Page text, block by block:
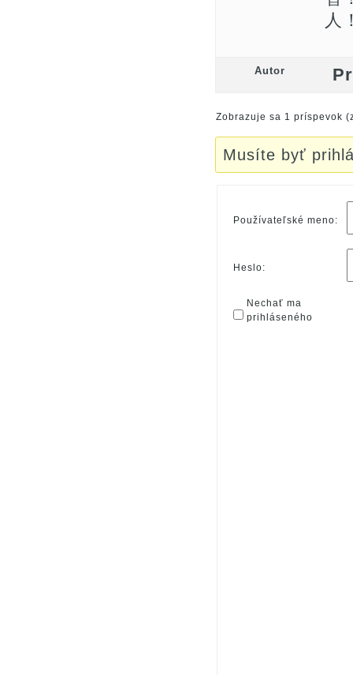
人
Autor
Zobrazuje sa 1 príspevok
Musíte byť
Používateľské meno:
Heslo:
Nechať ma
prihláseného